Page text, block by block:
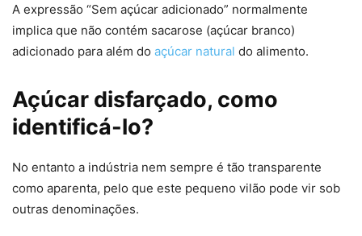
A expressão “Sem açúcar adicionado” normalmente
implica que não contém sacarose (açúcar branco)
adicionado para além do açúcar natural do alimento.
Açúcar disfarçado, como
identificá-lo?
No entanto a indústria nem sempre é tão transparente
como aparenta, pelo que este pequeno vilão pode vir sob
outras denominações.